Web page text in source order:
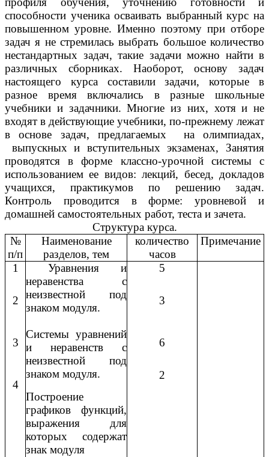
способности ученика осваивать выбранный курс на
повышенном уровне. Именно поэтому при отборе
задач я не стремилась выбрать большое количество
нестандартных задач, такие задачи можно найти в
различных сборниках. Наоборот, основу задач
настоящего курса составили задачи, которые в
разное время включались в разные школьные
учебники и задачники. Многие из них, хотя и не
входят в действующие учебники, по-прежнему лежат
в основе задач, предлагаемых на олимпиадах,
выпускных и вступительных экзаменах, Занятия
проводятся в форме классно-урочной системы с
использованием ее видов: лекций, бесед, докладов
учащихся, практикумов по решению задач.
Контроль проводится в форме: уровневой и
домашней самостоятельных работ, теста и зачета.
Структура курса.
№
п/п
Наименование
разделов, тем
количество
часов
Примечание
1
2
3
4
Уравнения и
неравенства с
неизвестной под
знаком модуля.
Системы уравнений
и неравенств с
неизвестной под
знаком модуля.
Построение
графиков функций,
выражения для
которых содержат
знак модуля
5
3
6
2